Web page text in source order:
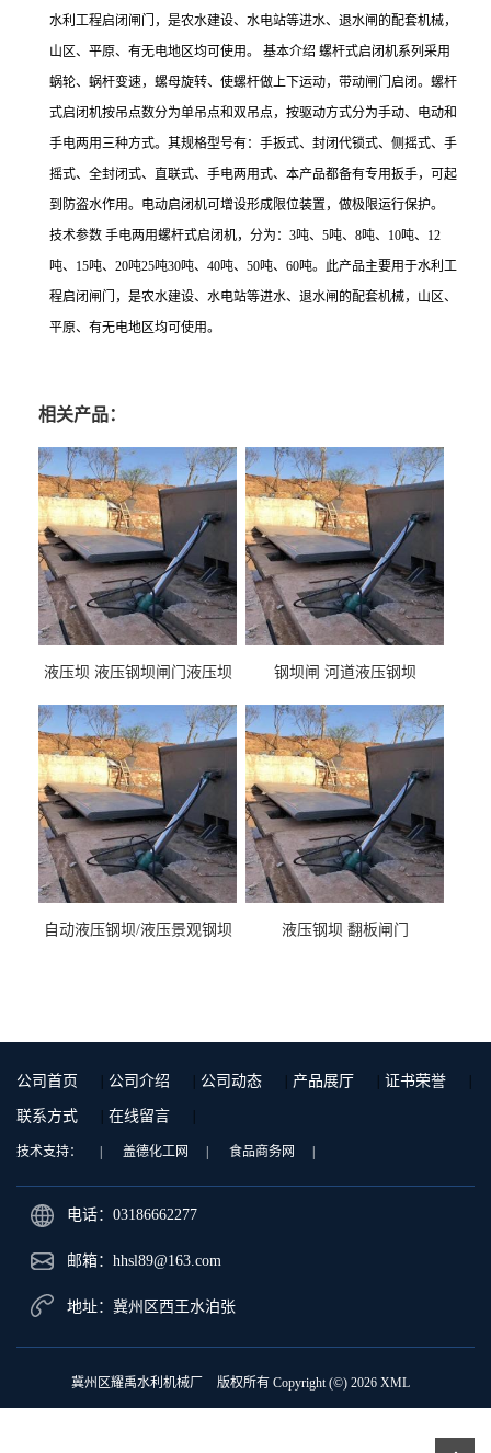
水利工程启闭闸门，是农水建设、水电站等进水、退水闸的配套机械，
山区、平原、有无电地区均可使用。 基本介绍 螺杆式启闭机系列采用
蜗轮、蜗杆变速，螺母旋转、使螺杆做上下运动，带动闸门启闭。螺杆
式启闭机按吊点数分为单吊点和双吊点，按驱动方式分为手动、电动和
手电两用三种方式。其规格型号有：手扳式、封闭代锁式、侧摇式、手
摇式、全封闭式、直联式、手电两用式、本产品都备有专用扳手，可起
到防盗水作用。电动启闭机可增设形成限位装置，做极限运行保护。
技术参数 手电两用螺杆式启闭机，分为：3吨、5吨、8吨、10吨、12
吨、15吨、20吨25吨30吨、40吨、50吨、60吨。此产品主要用于水利工
程启闭闸门，是农水建设、水电站等进水、退水闸的配套机械，山区、
平原、有无电地区均可使用。
相关产品：
液压坝 液压钢坝闸门液压坝
钢坝闸 河道液压钢坝
自动液压钢坝/液压景观钢坝 液压钢坝 翻板闸门
公司首页 公司介绍 公司动态 产品展厅 证书荣誉
联系方式 在线留言
技术支持： 盖德化工网 食品商务网
电话：03186662277
邮箱：hhsl89@163.com
地址：冀州区西王水泊张
冀州区耀禹水利机械厂 版权所有 Copyright (©) 2026 XML